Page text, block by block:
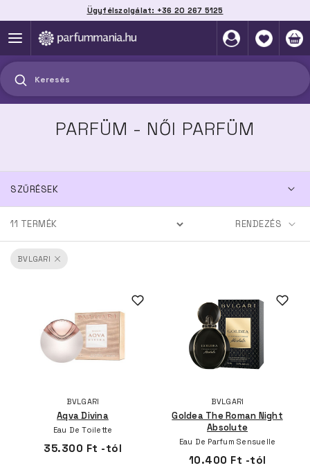
Ügyfélszolgálat: +36 20 267 5125
Keresés
PARFÜM - NŐI PARFÜM
SZŰRÉSEK
11 TERMÉK
BVLGARI
BVLGARI
Aqva Divina
Eau De Toilette
35.300 Ft -tól
BVLGARI
Goldea The Roman Night
Absolute
Eau De Parfum Sensuelle
10.400 Ft -tól